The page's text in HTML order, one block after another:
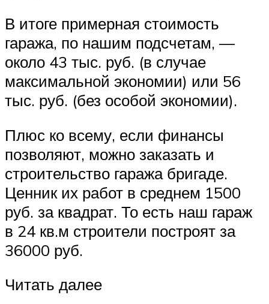
В итоге примерная стоимость
гаража, по нашим подсчетам, —
около 43 тыс. руб. (в случае
максимальной экономии) или 56
тыс. руб. (без особой экономии).
Плюс ко всему, если финансы
позволяют, можно заказать и
строительство гаража бригаде.
Ценник их работ в среднем 1500
руб. за квадрат. То есть наш гараж
в 24 кв.м строители построят за
36000 руб.
Читать далее